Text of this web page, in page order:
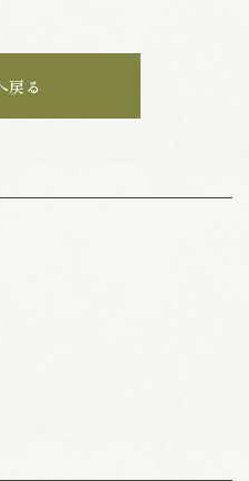
戻る